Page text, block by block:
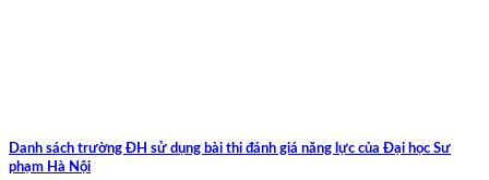
Danh sách trường ĐH sử dụng bài thi đánh giá năng lực của Đại học Sư
phạm Hà Nội